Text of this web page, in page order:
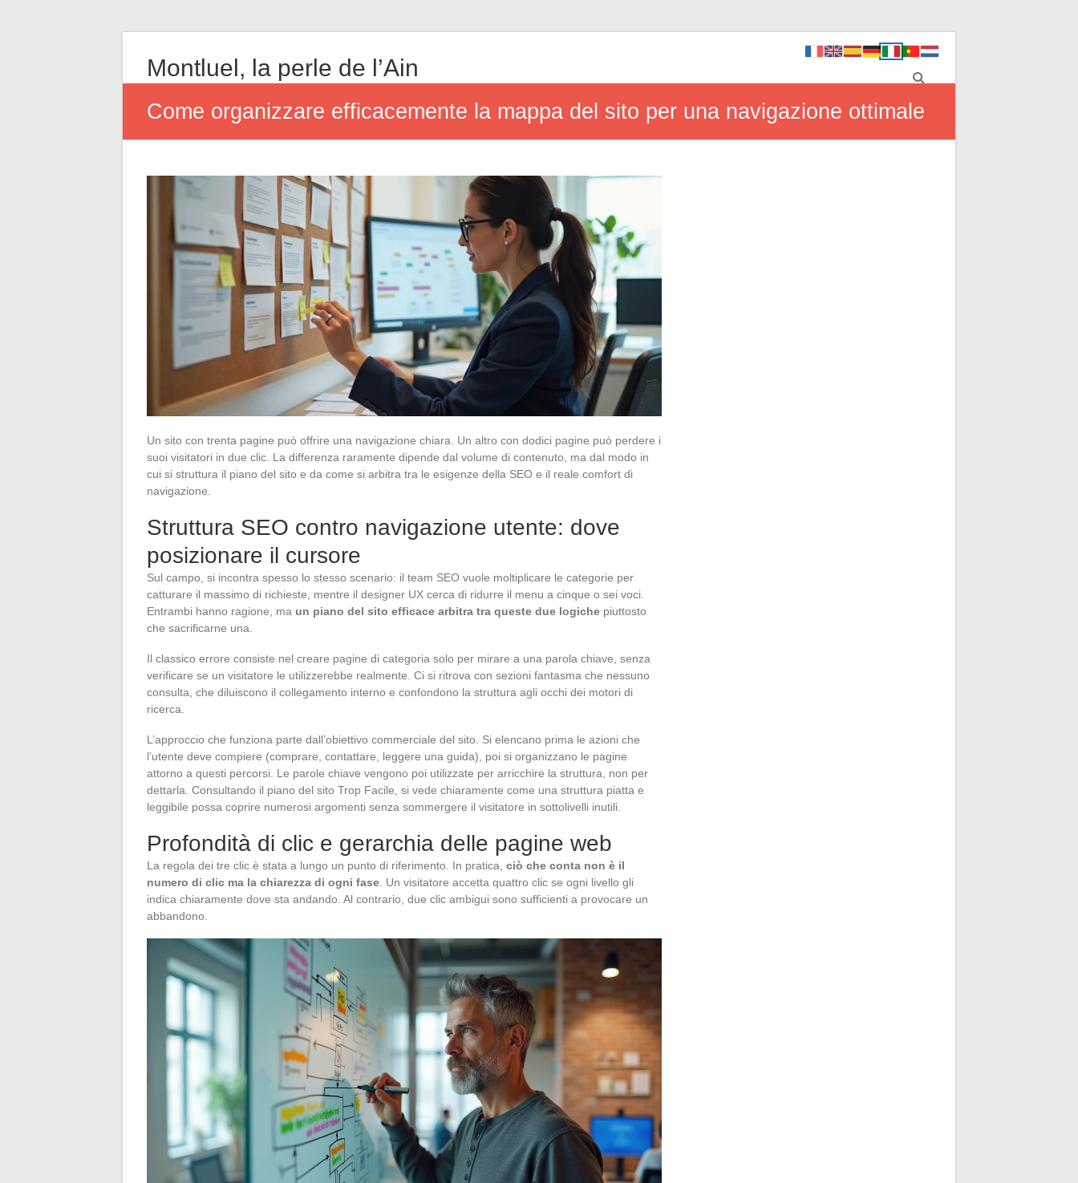
Montluel, la perle de l’Ain
Come organizzare efficacemente la mappa del sito per una navigazione ottimale
Un sito con trenta pagine può offrire una navigazione chiara. Un altro con dodici pagine può perdere i
suoi visitatori in due clic. La differenza raramente dipende dal volume di contenuto, ma dal modo in
cui si struttura il piano del sito e da come si arbitra tra le esigenze della SEO e il reale comfort di
navigazione.
Struttura SEO contro navigazione utente: dove
posizionare il cursore
Sul campo, si incontra spesso lo stesso scenario: il team SEO vuole moltiplicare le categorie per
catturare il massimo di richieste, mentre il designer UX cerca di ridurre il menu a cinque o sei voci.
Entrambi hanno ragione, ma un piano del sito efficace arbitra tra queste due logiche piuttosto
che sacrificarne una.
Il classico errore consiste nel creare pagine di categoria solo per mirare a una parola chiave, senza
verificare se un visitatore le utilizzerebbe realmente. Ci si ritrova con sezioni fantasma che nessuno
consulta, che diluiscono il collegamento interno e confondono la struttura agli occhi dei motori di
ricerca.
L’approccio che funziona parte dall’obiettivo commerciale del sito. Si elencano prima le azioni che
l’utente deve compiere (comprare, contattare, leggere una guida), poi si organizzano le pagine
attorno a questi percorsi. Le parole chiave vengono poi utilizzate per arricchire la struttura, non per
dettarla. Consultando il piano del sito Trop Facile, si vede chiaramente come una struttura piatta e
leggibile possa coprire numerosi argomenti senza sommergere il visitatore in sottolivelli inutili.
Profondità di clic e gerarchia delle pagine web
La regola dei tre clic è stata a lungo un punto di riferimento. In pratica, ciò che conta non è il
numero di clic ma la chiarezza di ogni fase . Un visitatore accetta quattro clic se ogni livello gli
indica chiaramente dove sta andando. Al contrario, due clic ambigui sono sufficienti a provocare un
abbandono.